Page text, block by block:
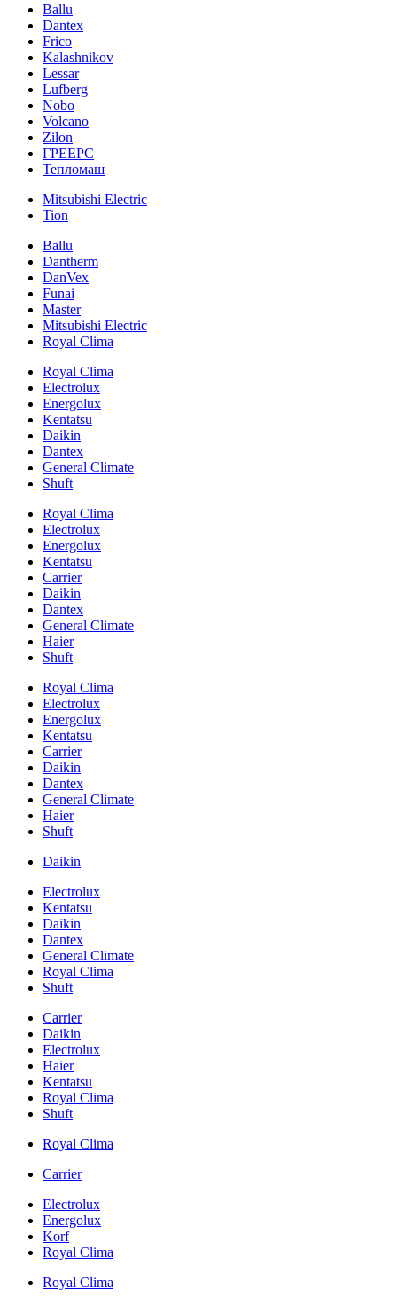
Ballu
Dantex
Frico
Kalashnikov
Lessar
Lufberg
Nobo
Volcano
Zilon
ГРЕЕРС
Тепломаш
Mitsubishi Electric
Tion
Ballu
Dantherm
DanVex
Funai
Master
Mitsubishi Electric
Royal Clima
Royal Clima
Electrolux
Energolux
Kentatsu
Daikin
Dantex
General Climate
Shuft
Royal Clima
Electrolux
Energolux
Kentatsu
Carrier
Daikin
Dantex
General Climate
Haier
Shuft
Royal Clima
Electrolux
Energolux
Kentatsu
Carrier
Daikin
Dantex
General Climate
Haier
Shuft
Daikin
Electrolux
Kentatsu
Daikin
Dantex
General Climate
Royal Clima
Shuft
Carrier
Daikin
Electrolux
Haier
Kentatsu
Royal Clima
Shuft
Royal Clima
Carrier
Electrolux
Energolux
Korf
Royal Clima
Royal Clima